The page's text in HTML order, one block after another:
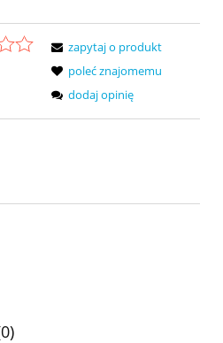
zapytaj o produkt
poleć znajomemu
dodaj opinię